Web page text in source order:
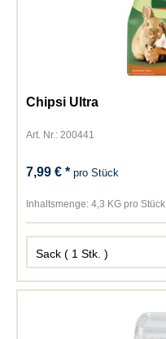
Chipsi Ultra
Art. Nr.: 200441
7,99 € *pro Stück
Inhaltsmenge: 4,3 KG pro Stück